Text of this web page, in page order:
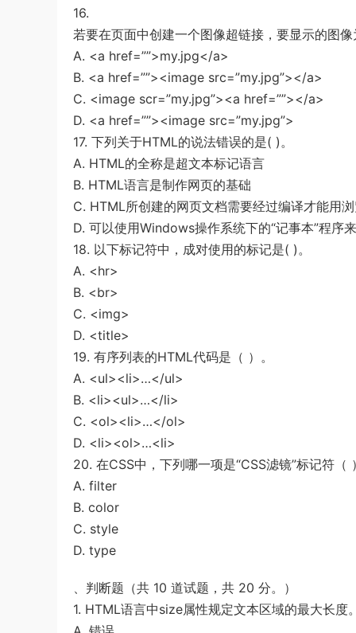
16.
若要在页面中创建一个图像超链接，要显示的图
A. <a href=””>my.jpg</a>
B. <a href=””><image src=”my.jpg”></a>
C. <image scr=”my.jpg”><a href=””></a>
D. <a href=””><image src=”my.jpg”>
17. 下列关于HTML的说法错误的是( )。
A. HTML的全称是超文本标记语言
B. HTML语言是制作网页的基础
C. HTML所创建的网页文档需要经过编译才能用
D. 可以使用Windows操作系统下的“记事本”程序
18. 以下标记符中，成对使用的标记是( )。
A. <hr>
B. <br>
C. <img>
D. <title>
19. 有序列表的HTML代码是（ ）。
A. <ul><li>…</ul>
B. <li><ul>…</li>
C. <ol><li>…</ol>
D. <li><ol>…<li>
20. 在CSS中，下列哪一项是“CSS滤镜”标记符（
A. filter
B. color
C. style
D. type
、判断题（共 10 道试题，共 20 分。）
1. HTML语言中size属性规定文本区域的最大长度